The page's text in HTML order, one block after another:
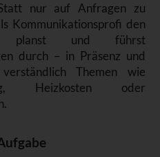
nur auf Anfragen zu
Kommunikationsprofi den
und führst
durch – in Präsenz und
Themen wie
Heizkosten oder